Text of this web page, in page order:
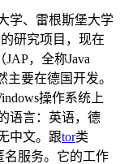
学、雷根斯堡大学
研究项目，现在
，全称Java
主要在德国开发。
操作系统上
语言：英语，德
中文。跟tor类
名服务。它的工作